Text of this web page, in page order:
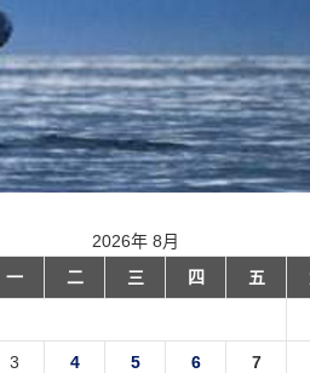
2026年 8月
一 二 三 四 五
3 4 5 6 7